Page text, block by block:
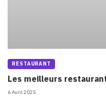
RESTAURANT
Les meilleurs
6 Avril 2025